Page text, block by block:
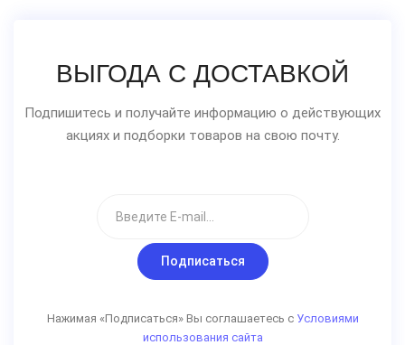
ВЫГОДА С ДОСТАВКОЙ
Подпишитесь и получайте информацию о действующих
акциях и подборки товаров на свою почту.
Подписаться
Нажимая «Подписаться» Вы соглашаетесь с Условиями
использования сайта